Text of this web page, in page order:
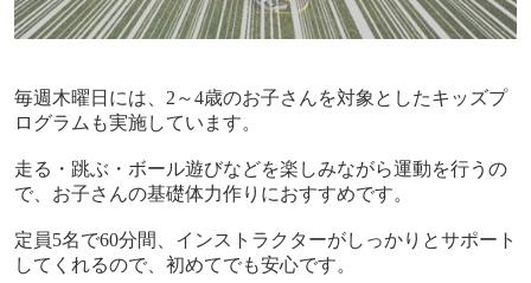
毎週木曜日には、 2 ～4歳のお子さんを対象としたキッズプ
ログラムも実施しています。
走る・跳ぶ・ボール遊びなどを楽しみながら運動を行うの
で、お子さんの基礎体力作りにおすすめです。
定員5名で60分間、インストラクターがしっかりとサポート
してくれるので、初めてでも安心です。